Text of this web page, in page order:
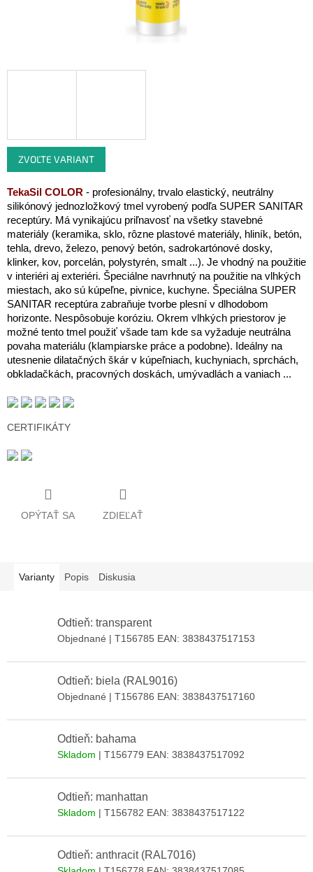
ZVOĽTE VARIANT
TekaSil COLOR - profesionálny, trvalo elastický, neutrálny
silikónový jednozložkový tmel vyrobený podľa SUPER SANITAR
receptúry. Má vynikajúcu priľnavosť na všetky stavebné
materiály (keramika, sklo, rôzne plastové materiály, hliník, betón,
tehla, drevo, železo, penový betón, sadrokartónové dosky,
klinker, kov, porcelán, polystyrén, smalt ...). Je vhodný na použitie
v interiéri aj exteriéri. Špeciálne navrhnutý na použitie na vlhkých
miestach, ako sú kúpeľne, pivnice, kuchyne. Špeciálna SUPER
SANITAR receptúra zabraňuje tvorbe plesní v dlhodobom
horizonte. Nespôsobuje koróziu. Okrem vlhkých priestorov je
možné tento tmel použiť všade tam kde sa vyžaduje neutrálna
povaha materiálu (klampiarske práce a podobne). Ideálny na
utesnenie dilatačných škár v kúpeľniach, kuchyniach, sprchách,
obkladačkách, pracovných doskách, umývadlách a vaniach ...
CERTIFIKÁTY
OPÝTAŤ SA ZDIEĽAŤ
Varianty Popis Diskusia
Odtieň: transparent
Objednané | T156785 EAN: 3838437517153
Odtieň: biela (RAL9016)
Objednané | T156786 EAN: 3838437517160
Odtieň: bahama
Skladom | T156779 EAN: 3838437517092
Odtieň: manhattan
Skladom | T156782 EAN: 3838437517122
Odtieň: anthracit (RAL7016)